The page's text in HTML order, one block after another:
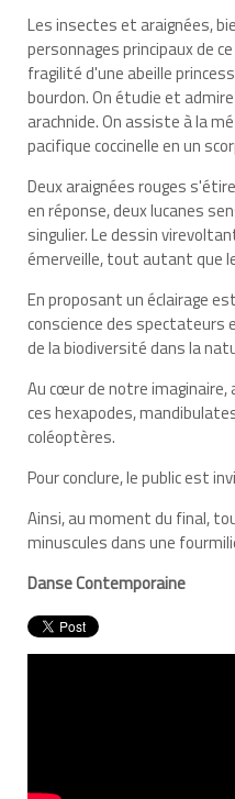
Les insectes et araignées,
personnages principaux de
fragilité d'une abeille
bourdon. On étudie et
arachnide. On assiste à la
pacifique coccinelle en un
Deux araignées rouges
en réponse, deux lucanes
singulier. Le dessin
émerveille, tout autant que
En proposant un éclairage
conscience des spectateurs
de la biodiversité dans la
Au cœur de notre
ces hexapodes,
coléoptères.
Pour conclure, le public est
Ainsi, au moment du final,
minuscules dans une
Danse Contemporaine